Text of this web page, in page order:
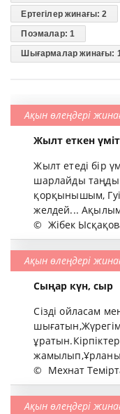
Ертегілер жинағы: 2
Поэмалар: 1
Шығармалар жинағы:
Ақын өлеңдері
Жылт еткен
Жылт етеді бір
шарлайды
қорқынышым,
желдей...
© Жібек
Ақын өлеңдері
Сыңар күн, сыр
Сізді ойласам
© Мехнат
Ақын өлеңдері